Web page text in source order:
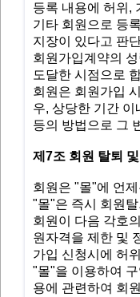
등록 내용에 허위,
기타 회원으로 등
지장이 있다고 판
회원가입계약의
도달한 시점으로
회원은 회원가입
우, 상당한 기간
등의 방법으로 그
제7조 회원 탈퇴
회원은 "몰"에 언
"몰"은 즉시 회원
회원이 다음 각호
원자격을 제한 및
가입 신청시에 허
"몰"을 이용하여
용에 관련하여 회